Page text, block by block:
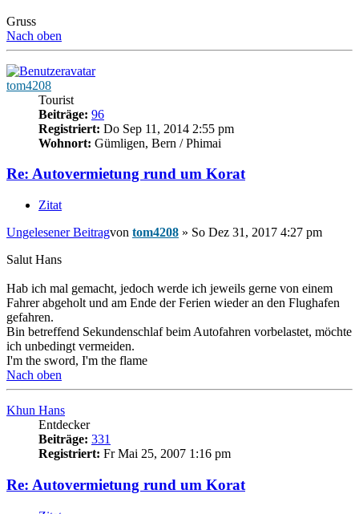
Gruss
Nach oben
tom4208
Tourist
Beiträge: 96
Registriert: Do Sep 11, 2014 2:55 pm
Wohnort: Gümligen, Bern / Phimai
Re: Autovermietung rund um Korat
Zitat
Ungelesener Beitragvon tom4208 » So Dez 31, 2017 4:27 pm
Salut Hans
Hab ich mal gemacht, jedoch werde ich jeweils gerne von einem
Fahrer abgeholt und am Ende der Ferien wieder an den Flughafen
gefahren.
Bin betreffend Sekundenschlaf beim Autofahren vorbelastet, möchte
ich unbedingt vermeiden.
I'm the sword, I'm the flame
Nach oben
Khun Hans
Entdecker
Beiträge: 331
Registriert: Fr Mai 25, 2007 1:16 pm
Re: Autovermietung rund um Korat